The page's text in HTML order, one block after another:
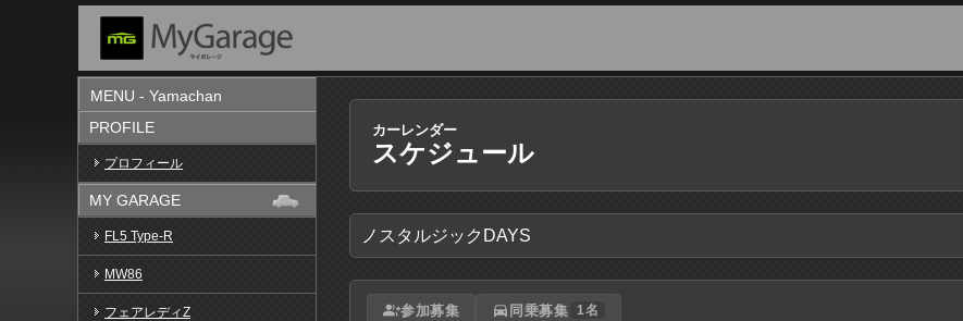
MENU - Yamachan
PROFILE
プロフィール
MY GARAGE
FL5 Type-R
MW86
フェアレディZ
カーレンダー
スケジュール
ノスタルジックDAYS
group_add参加募集 directions_car 同乗募集 1名